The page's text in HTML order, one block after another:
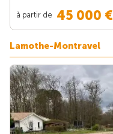
à partir de 45 000 €
Lamothe-Montravel